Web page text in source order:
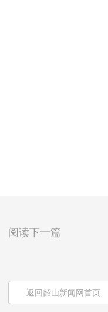
阅读下一篇
返回韶山新闻网首页